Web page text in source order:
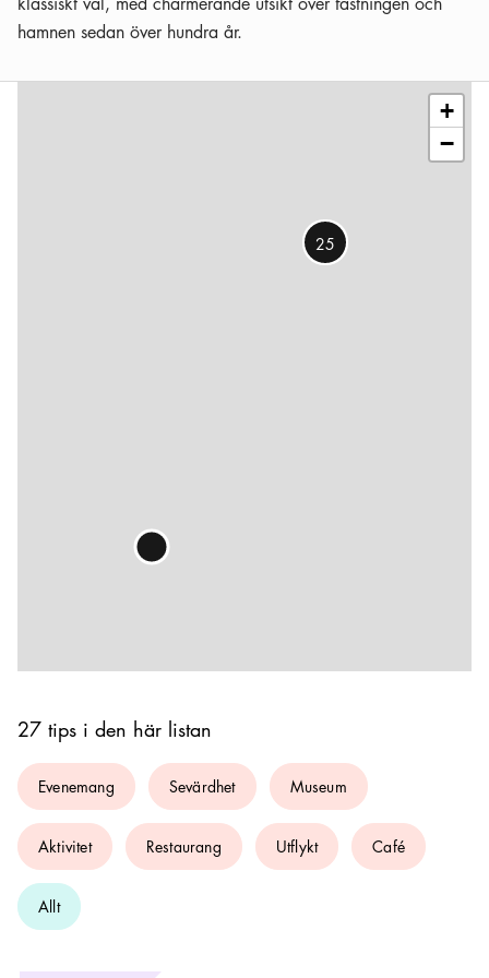
hamnen sedan över hundra år.
27 tips i den här listan
Evenemang Sevärdhet Museum
Aktivitet Restaurang Utflykt Café
Allt
25
+
−